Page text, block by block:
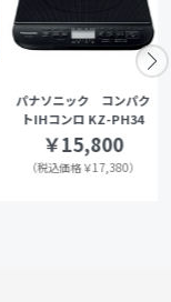
パナソニック コンパク
トIHコンロ KZ-PH34
￥15,800
（税込価格￥17,380）